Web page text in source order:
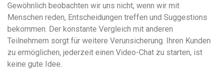
Gewöhnlich beobachten wir uns nicht, wenn wir mit
Menschen reden, Entscheidungen treffen und Suggestions
bekommen. Der konstante Vergleich mit anderen
Teilnehmern sorgt für weitere Verunsicherung. Ihren Kunden
zu ermöglichen, jederzeit einen Video-Chat zu starten, ist
keine gute Idee.